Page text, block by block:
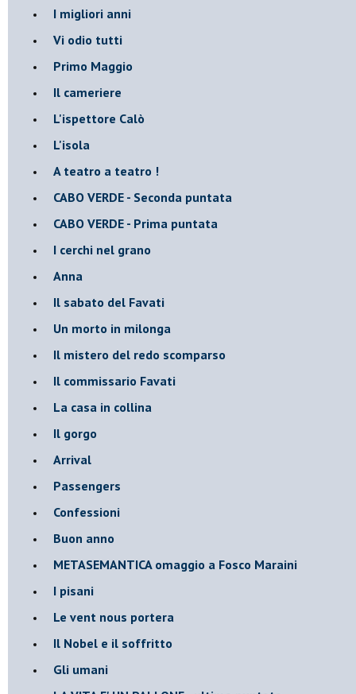
I migliori anni
Vi odio tutti
Primo Maggio
Il cameriere
L'ispettore Calò
L'isola
A teatro a teatro !
CABO VERDE - Seconda puntata
CABO VERDE - Prima puntata
I cerchi nel grano
Anna
Il sabato del Favati
Un morto in milonga
Il mistero del redo scomparso
Il commissario Favati
La casa in collina
Il gorgo
Arrival
Passengers
Confessioni
Buon anno
METASEMANTICA omaggio a Fosco Maraini
I pisani
Le vent nous portera
Il Nobel e il soffritto
Gli umani